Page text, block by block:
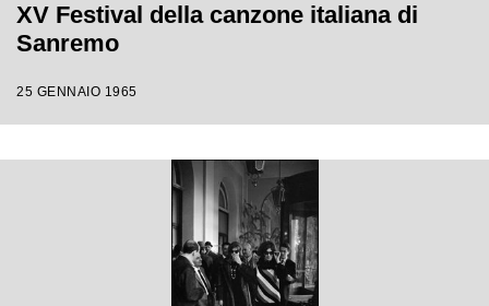
XV Festival della canzone italiana di
Sanremo
25 GENNAIO 1965